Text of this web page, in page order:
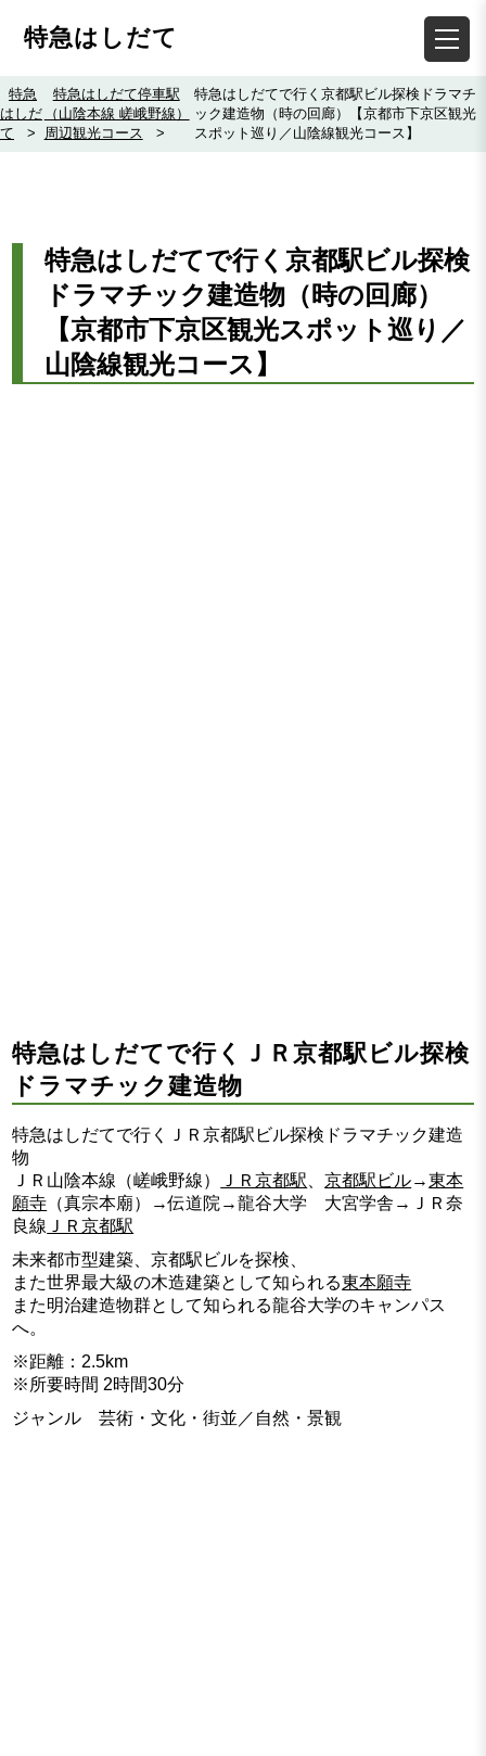
特急はしだて
特急
はしだ
て
>
特急はしだて停車駅
（山陰本線 嵯峨野線）
周辺観光コース
>
特急はしだてで行く京都駅ビル探検ドラマチ
ック建造物（時の回廊）【京都市下京区観光
スポット巡り／山陰線観光コース】
特急はしだてで行く京都駅ビル探検
ドラマチック建造物（時の回廊）
【京都市下京区観光スポット巡り／
山陰線観光コース】
特急はしだてで行くＪＲ京都駅ビル探検
ドラマチック建造物
特急はしだてで行くＪＲ京都駅ビル探検ドラマチック建造
物
ＪＲ山陰本線（嵯峨野線）
ＪＲ京都駅 、京都駅ビル→東本
願寺 （真宗本廟）→伝道院→龍谷大学 大宮学舎→ＪＲ奈
良線 ＪＲ京都駅
未来都市型建築、京都駅ビルを探検、
また世界最大級の木造建築として知られる東本願寺
また明治建造物群として知られる龍谷大学のキャンパス
へ。
※距離：2.5km
※所要時間 2時間30分
ジャンル 芸術・文化・街並／自然・景観